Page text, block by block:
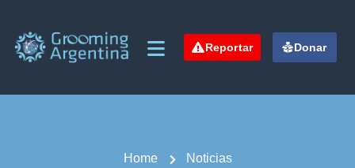
Reportar Donar
Home Noticias